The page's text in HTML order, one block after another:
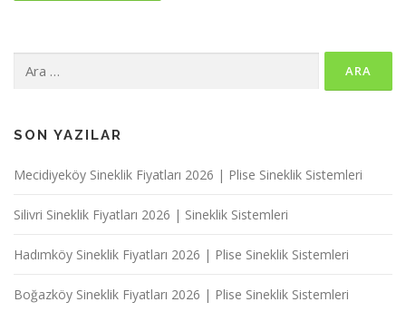
SON YAZILAR
Mecidiyeköy Sineklik Fiyatları 2026 | Plise Sineklik Sistemleri
Silivri Sineklik Fiyatları 2026 | Sineklik Sistemleri
Hadımköy Sineklik Fiyatları 2026 | Plise Sineklik Sistemleri
Boğazköy Sineklik Fiyatları 2026 | Plise Sineklik Sistemleri